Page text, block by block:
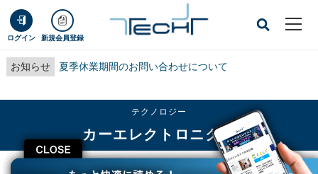
ログイン 新規会員登録
お知らせ 夏季休業期間のお問い合わせについて
CLOSE
テクノロジー
カーエレクトロニクス